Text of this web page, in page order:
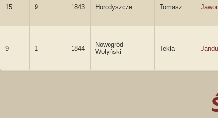
15 9 1843 Horodyszcze Tomasz
9 1 1844
Nowogród
Wołyński
Tekla